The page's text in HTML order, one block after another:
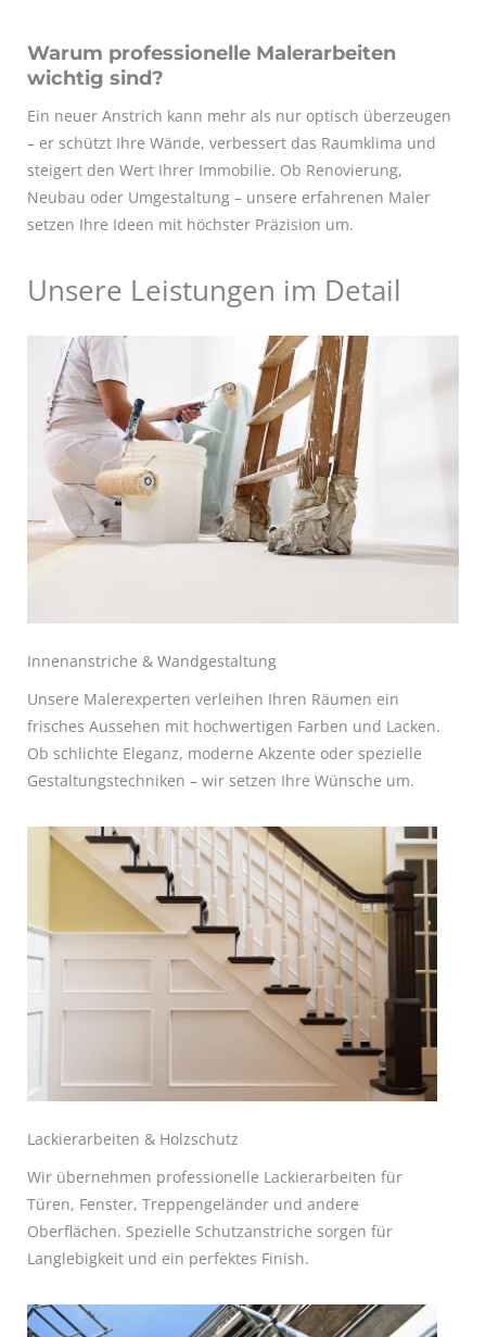
Warum professionelle Malerarbeiten
wichtig sind?
Ein neuer Anstrich kann mehr als nur optisch überzeugen
– er schützt Ihre Wände, verbessert das Raumklima und
steigert den Wert Ihrer Immobilie. Ob Renovierung,
Neubau oder Umgestaltung – unsere erfahrenen Maler
setzen Ihre Ideen mit höchster Präzision um.
Unsere Leistungen im Detail
Innenanstriche & Wandgestaltung
Unsere Malerexperten verleihen Ihren Räumen ein
frisches Aussehen mit hochwertigen Farben und Lacken.
Ob schlichte Eleganz, moderne Akzente oder spezielle
Gestaltungstechniken – wir setzen Ihre Wünsche um.
Lackierarbeiten & Holzschutz
Wir übernehmen professionelle Lackierarbeiten für
Türen, Fenster, Treppengeländer und andere
Oberflächen. Spezielle Schutzanstriche sorgen für
Langlebigkeit und ein perfektes Finish.